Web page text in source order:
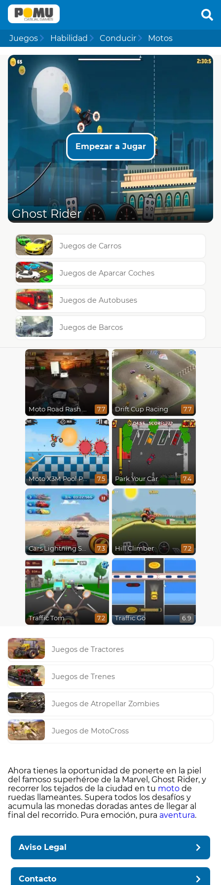
Juegos Habilidad Conducir Motos
Empezar a Jugar
Ghost Rider
Juegos de Carros
Juegos de Aparcar Coches
Juegos de Autobuses
Juegos de Barcos
Moto Road Rash 3D 7.7 Drift Cup Racing 7.7
Moto X3M Pool Party 7.5 Park Your Car 7.4
Cars Lightning Speed 7.3 Hill Climber 7.2
Traffic Tom 7.2 Traffic Go 6.9
Juegos de Tractores
Juegos de Trenes
Juegos de Atropellar Zombies
Juegos de MotoCross
Ahora tienes la oportunidad de ponerte en la piel
del famoso superhéroe de la Marvel, Ghost Rider, y
recorrer los tejados de la ciudad en tu moto de
ruedas llameantes. Supera todos los desafíos y
acumula las monedas doradas antes de llegar al
final del recorrido. Pura emoción, pura aventura.
Aviso Legal
Contacto